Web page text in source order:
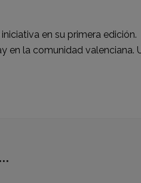
en su primera edición.
la comunidad valenciana.